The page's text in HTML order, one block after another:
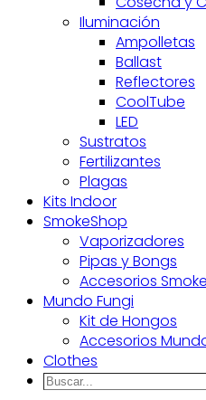
Iluminación
Ampolletas
Ballast
Reflectores
CoolTube
LED
Sustratos
Fertilizantes
Plagas
Kits Indoor
SmokeShop
Vaporizadores
Pipas y Bongs
Accesorios
Mundo Fungi
Kit de Hongos
Accesorios
Clothes
Buscar...